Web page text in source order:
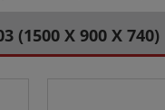
(1500 X 900 X 740)